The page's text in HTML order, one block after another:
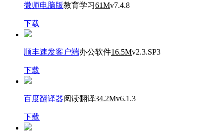
微师电脑版教育学习61Mv7.4.8
下载
顺丰速发客户端办公软件16.5Mv2.3.SP3
下载
百度翻译器阅读翻译34.2Mv6.1.3
下载